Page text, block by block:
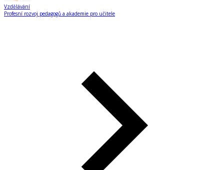
Vzdělávání
Profesní rozvoj pedagogů a akademie pro učitele